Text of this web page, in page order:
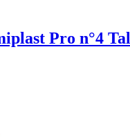
Pro n°4